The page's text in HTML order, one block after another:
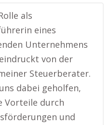
als
eines
Unternehmens
von der
Steuerberater.
dabei geholfen,
Vorteile durch
und